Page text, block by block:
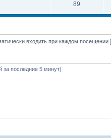
89
входить при каждом посещении
за последние 5 минут)